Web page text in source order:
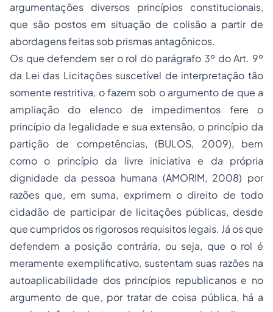
argumentações diversos princípios constitucionais,
que são postos em situação de colisão a partir de
abordagens feitas sob prismas antagônicos.
Os que defendem ser o rol do parágrafo 3º do Art. 9º
da Lei das Licitações suscetível de interpretação tão
somente restritiva, o fazem sob o argumento de que a
ampliação do elenco de impedimentos fere o
princípio da legalidade e sua extensão, o princípio da
partição de competências, (BULOS, 2009), bem
como o princípio da livre iniciativa e da própria
dignidade da pessoa humana (AMORIM, 2008) por
razões que, em suma, exprimem o direito de todo
cidadão de participar de licitações públicas, desde
que cumpridos os rigorosos requisitos legais. Já os que
defendem a posição contrária, ou seja, que o rol é
meramente exemplificativo, sustentam suas razões na
autoaplicabilidade dos princípios republicanos e no
argumento de que, por tratar de coisa pública, há a